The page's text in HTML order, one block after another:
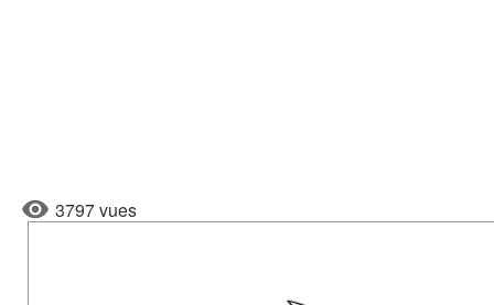
3797 vues